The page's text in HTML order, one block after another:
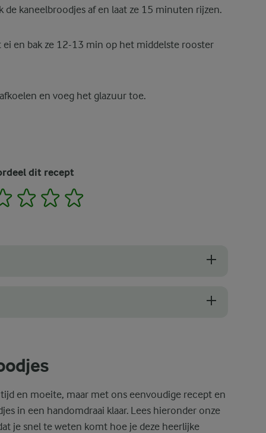
kaneelbroodjes af en laat ze 15 minuten rijzen.
en bak ze 12-13 min op het middelste rooster
en voeg het glazuur toe.
dit recept
2 3 4
en moeite, maar met ons eenvoudige recept en
in een handomdraai klaar. Lees hieronder onze
je snel te weten komt hoe je deze heerlijke